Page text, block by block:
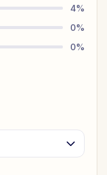
4%
0%
0%